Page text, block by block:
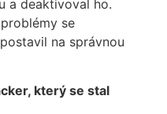
a deaktivoval ho.
se
na správnou
který se stal